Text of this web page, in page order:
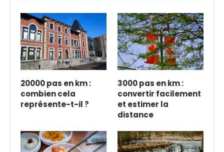
20000 pas en km :
combien cela
représente-t-il ?
3000 pas en km :
convertir facilement
et estimer la
distance